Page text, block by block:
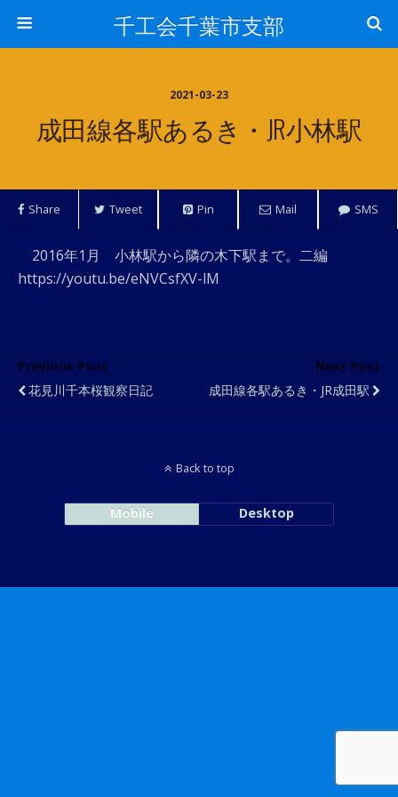
千工会千葉市支部
2021-03-23
成田線各駅あるき・JR小林駅
Share Tweet Pin Mail SMS
2016年1月 小林駅から隣の木下駅まで。二編
https://youtu.be/eNVCsfXV-lM
Previous Post
花見川千本桜観察日記
Next Post
成田線各駅あるき・JR成田駅
Back to top
Mobile Desktop